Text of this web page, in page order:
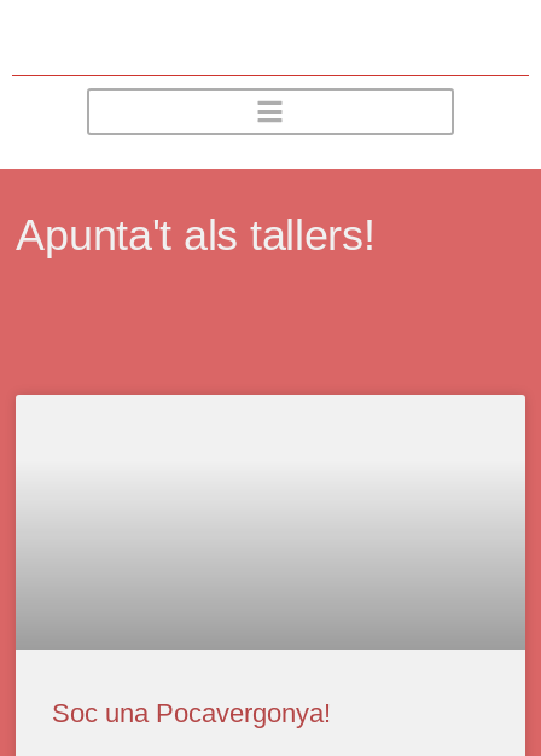
Apunta't als tallers!
Soc una Pocavergonya!